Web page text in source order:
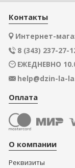
Контакты
Интернет-
8 (343) 237-27-
ЕЖЕДНЕВНО
help@dzin-la-
Оплата
О компании
Реквизиты